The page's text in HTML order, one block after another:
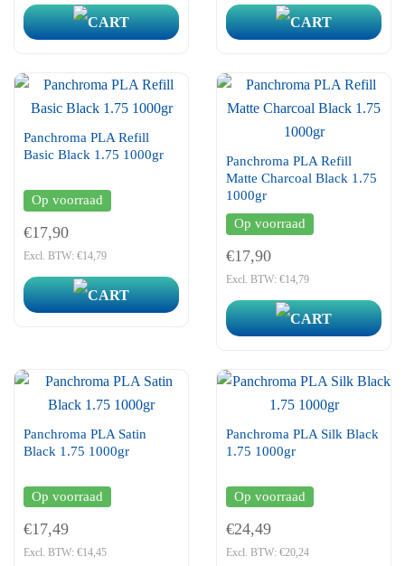
Panchroma PLA Refill
Basic Black 1.75 1000gr
Op voorraad
€17,90
Excl. BTW: €14,79
Panchroma PLA Refill
Matte Charcoal Black 1.75
1000gr
Op voorraad
€17,90
Excl. BTW: €14,79
Panchroma PLA Satin
Black 1.75 1000gr
Op voorraad
€17,49
Excl. BTW: €14,45
Panchroma PLA Silk Black
1.75 1000gr
Op voorraad
€24,49
Excl. BTW: €20,24